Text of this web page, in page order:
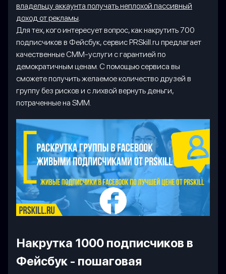
владельцу аккаунта получать неплохой пассивный
доход от рекламы
Для тех, кого интересует вопрос, как накрутить 700
подписчиков в Фейсбук, сервис PRSkill.ru предлагает
качественные СММ-услуги с гарантией по
демократичным ценам. С помощью сервиса вы
сможете получить желаемое количество друзей в
группу без рисков и с лихвой вернуть деньги,
потраченные на SMM.
Накрутка 1000 подписчиков в
Фейсбук - пошаговая